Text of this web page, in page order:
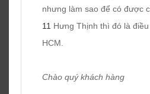
nhưng làm sao để có được
11 Hưng Thịnh thì đó là
HCM.
Chào quý khách hàng